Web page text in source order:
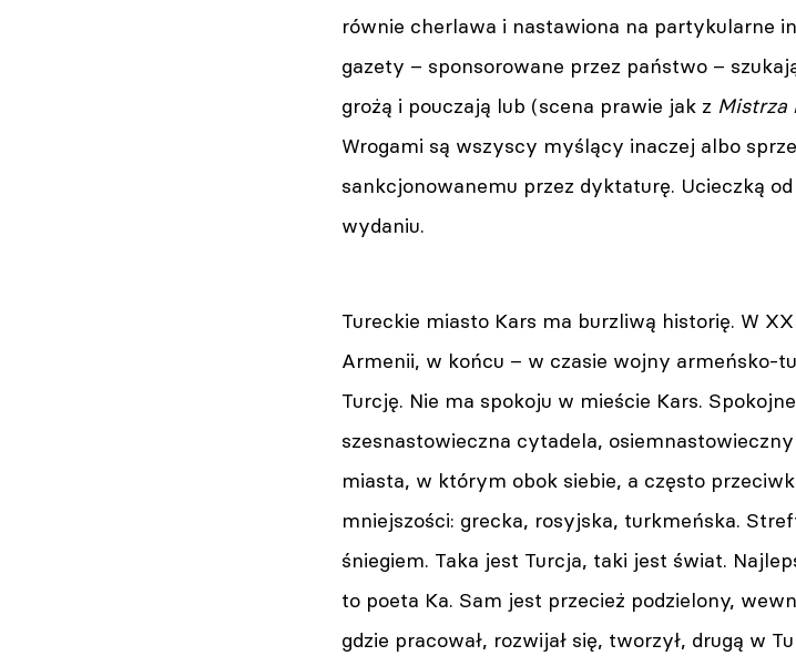
równie cherlawa i nastawiona na partykularne
gazety – sponsorowane przez państwo –
grożą i pouczają lub (scena prawie jak z Mistrza
Wrogami są wszyscy myślący inaczej albo
sankcjonowanemu przez dyktaturę. Ucieczką
wydaniu.
Tureckie miasto Kars ma burzliwą historię. W
Armenii, w końcu – w czasie wojny armeńsko-
Turcję. Nie ma spokoju w mieście Kars.
szesnastowieczna cytadela,
miasta, w którym obok siebie, a często
mniejszości: grecka, rosyjska, turkmeńska.
śniegiem. Taka jest Turcja, taki jest świat.
to poeta Ka. Sam jest przecież podzielony,
gdzie pracował, rozwijał się, tworzył, drugą w